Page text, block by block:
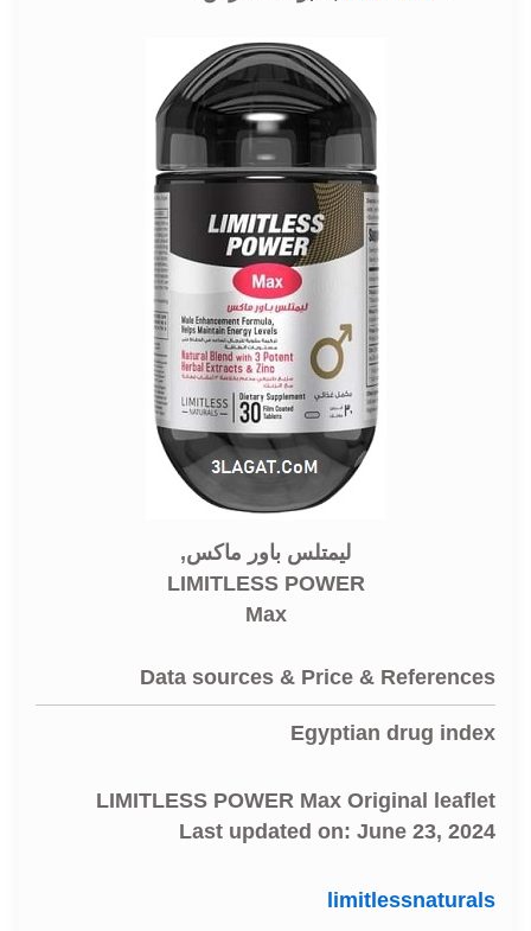
ليمتلس باور ماكس,
LIMITLESS POWER
Max
Data sources & Price & References
Egyptian drug index
LIMITLESS POWER Max Original leaflet
Last updated on: June 23, 2024
limitlessnaturals